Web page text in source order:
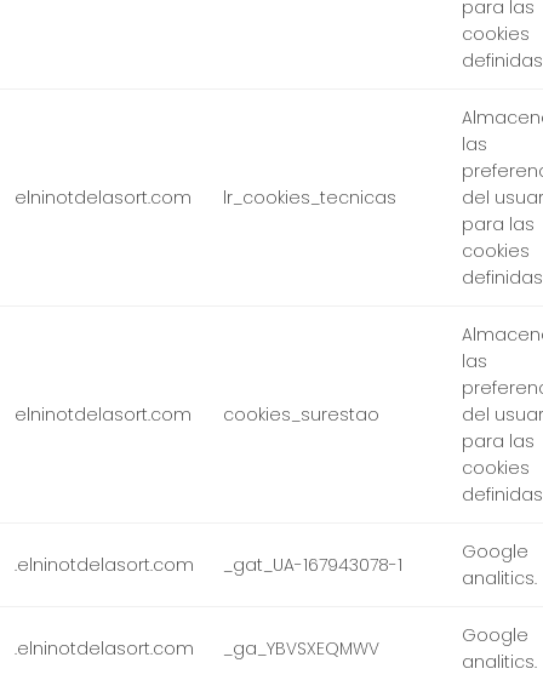
para las
cookies
elninotdelasort.com lr_cookies_tecnicas
las
del
para las
cookies
elninotdelasort.com cookies_surestao
las
del
para las
cookies
.elninotdelasort.com _gat_UA-167943078-1
Google
analitics.
.elninotdelasort.com _ga_YBVSXEQMWV
Google
analitics.